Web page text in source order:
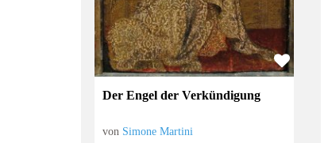
Der Engel der Verkündigung
von Simone Martini